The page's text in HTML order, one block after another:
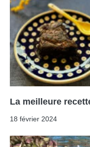
La meilleure
18 février 2024